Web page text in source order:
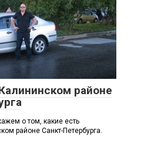
районе
о том, какие есть
районе Санкт-Петербурга.